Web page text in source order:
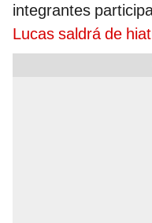
integrantes
Lucas saldrá de